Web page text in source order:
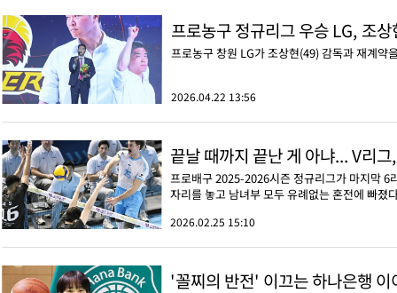
프로농구 정규리그 우승 LG, 조상
프로농구 창원 LG가 조상현(49) 감독과 재계약
2026.04.22 13:56
끝날 때까지 끝난 게 아냐... V리
프로배구 2025-2026시즌 정규리그가 마지막 6
자리를 놓고 남녀부 모두 유례없는 혼전에 빠졌
2026.02.25 15:10
'꼴찌의 반전' 이끄는 하나은행 이